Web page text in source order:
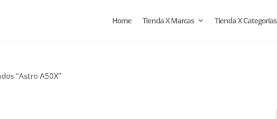
Home Tienda X Marcas Tienda X Categorías
“Astro A50X”